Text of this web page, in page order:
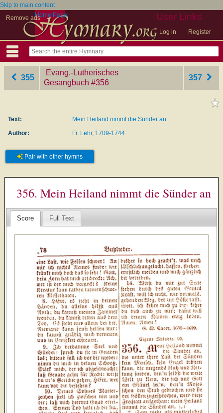
Skip to main content
Remove ads
User Links
Log in Register
Home Page
355
Evang.-Lutherisches
Gesangbuch ‎#356
357
Text:
Mein Heiland nimmt die Sünder an
Author:
Fr. Lehr, 1709-1744
Pair with other hymns
356. Mein Heiland nimmt die Sünder an
Score Full Text